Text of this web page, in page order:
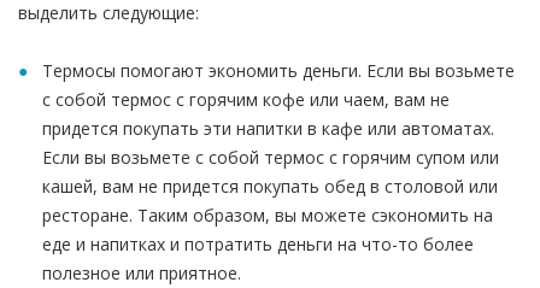
выделить следующие:
Термосы помогают экономить деньги. Если вы возьмете
с собой термос с горячим кофе или чаем, вам не
придется покупать эти напитки в кафе или автоматах.
Если вы возьмете с собой термос с горячим супом или
кашей, вам не придется покупать обед в столовой или
ресторане. Таким образом, вы можете сэкономить на
еде и напитках и потратить деньги на что-то более
полезное или приятное.